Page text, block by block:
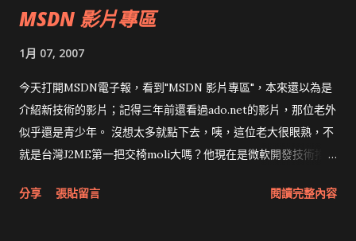
夫，現在又要花一次精力要改到VC2005，我懷疑C++是沒有跨平
正能跨平台的都不是直接編譯的語言，大部分都是script，再加
上半編譯的Java與.Net，跨版本相容性也只有Java做得最好。 會
想到跨平台的問題，其實是因為前幾天在修改同事寫的網頁，使
其能在IE7上執行，element.parentNode與
netscape 2寫的javascript到ie4上執行有問題時，我就非常不願
MSDN 影片專區
1月 07, 2007
今天打開MSDN電子報，看到"MSDN 影片專區"，本來還以為是
介紹新技術的影片；記得三年前還看過ado.net的影片，那位老外
似乎還是青少年。 沒想太多就點下去，咦，這位老大很眼熟，不
就是台灣J2ME第一把交椅moli大嗎？他現在是微軟開發技術推廣
RSS。 MSDN Video 2006 年 12 月號 – (1) 如何取得最新的微軟
分享 張貼留言 閱讀完整內容